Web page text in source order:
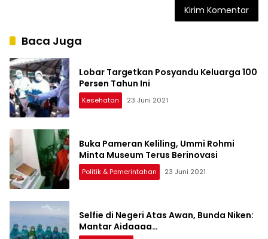
Baca Juga
Lobar Targetkan Posyandu Keluarga 100
Persen Tahun Ini
Kesehatan 23 Juni 2021
Buka Pameran Keliling, Ummi Rohmi
Minta Museum Terus Berinovasi
Politik & Pemerintahan 23 Juni 2021
Selfie di Negeri Atas Awan, Bunda Niken:
Mantar Aidaaaa…